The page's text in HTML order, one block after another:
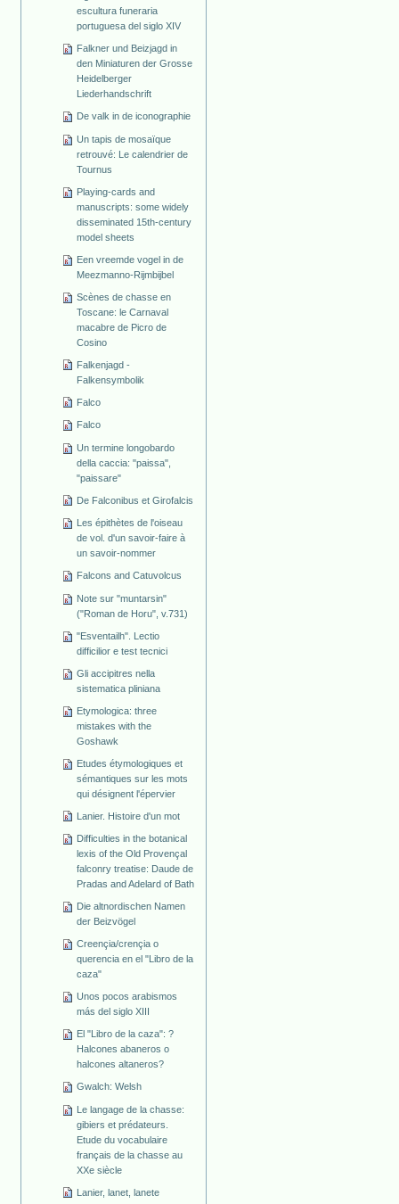
escultura funeraria
portuguesa del siglo XIV
Falkner und Beizjagd in
den Miniaturen der Grosse
Heidelberger
Liederhandschrift
De valk in de iconographie
Un tapis de mosaïque
retrouvé: Le calendrier de
Tournus
Playing-cards and
manuscripts: some widely
disseminated 15th-century
model sheets
Een vreemde vogel in de
Meezmanno-Rijmbijbel
Scènes de chasse en
Toscane: le Carnaval
macabre de Picro de
Cosino
Falkenjagd -
Falkensymbolik
Falco
Falco
Un termine longobardo
della caccia: "paissa",
"paissare"
De Falconibus et Girofalcis
Les épithètes de l'oiseau
de vol. d'un savoir-faire à
un savoir-nommer
Falcons and Catuvolcus
Note sur "muntarsin"
("Roman de Horu", v.731)
"Esventailh". Lectio
difficilior e test tecnici
Gli accipitres nella
sistematica pliniana
Etymologica: three
mistakes with the
Goshawk
Etudes étymologiques et
sémantiques sur les mots
qui désignent l'épervier
Lanier. Histoire d'un mot
Difficulties in the botanical
lexis of the Old Provençal
falconry treatise: Daude de
Pradas and Adelard of Bath
Die altnordischen Namen
der Beizvögel
Creençia/crençia o
querencia en el "Libro de la
caza"
Unos pocos arabismos
más del siglo XIII
El "Libro de la caza": ?
Halcones abaneros o
halcones altaneros?
Gwalch: Welsh
Le langage de la chasse:
gibiers et prédateurs.
Etude du vocabulaire
français de la chasse au
XXe siècle
Lanier, lanet, lanete